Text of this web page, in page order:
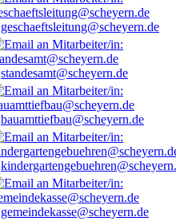
geschaeftsleitung@scheyern.de
standesamt@scheyern.de
bauamttiefbau@scheyern.de
gemeindekasse@scheyern.de